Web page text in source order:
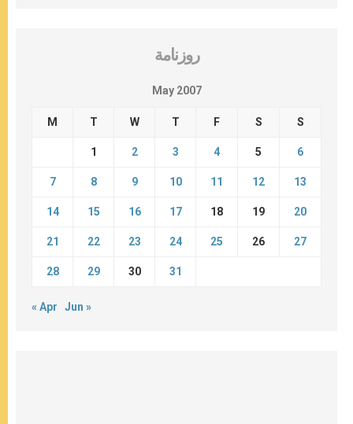
روزنامة
May 2007
M T W T F S S
1 2 3 4 5 6
7 8 9 10 11 12 13
14 15 16 17 18 19 20
21 22 23 24 25 26 27
28 29 30 31
« Apr Jun »